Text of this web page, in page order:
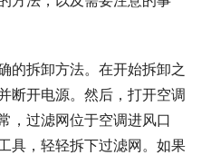
的拆卸方法。在开始拆卸之
断开电源。然后，打开空调
，过滤网位于空调进风口
具，轻轻拆下过滤网。如果